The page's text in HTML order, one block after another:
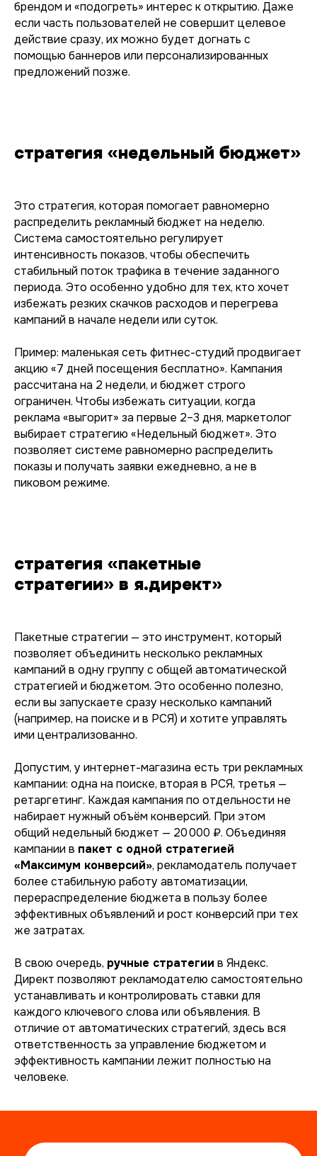
брендом и «подогреть» интерес к открытию. Даже
если часть пользователей не совершит целевое
действие сразу, их можно будет догнать с
помощью баннеров или персонализированных
предложений позже.
стратегия «недельный бюджет»
Это стратегия, которая помогает равномерно
распределить рекламный бюджет на неделю.
Система самостоятельно регулирует
интенсивность показов, чтобы обеспечить
стабильный поток трафика в течение заданного
периода. Это особенно удобно для тех, кто хочет
избежать резких скачков расходов и перегрева
кампаний в начале недели или суток.
Пример: маленькая сеть фитнес-студий продвигает
акцию «7 дней посещения бесплатно». Кампания
рассчитана на 2 недели, и бюджет строго
ограничен. Чтобы избежать ситуации, когда
реклама «выгорит» за первые 2–3 дня, маркетолог
выбирает стратегию «Недельный бюджет». Это
позволяет системе равномерно распределить
показы и получать заявки ежедневно, а не в
пиковом режиме.
стратегия «пакетные
стратегии» в я.директ»
Пакетные стратегии — это инструмент, который
позволяет объединить несколько рекламных
кампаний в одну группу с общей автоматической
стратегией и бюджетом. Это особенно полезно,
если вы запускаете сразу несколько кампаний
(например, на поиске и в РСЯ) и хотите управлять
ими централизованно.
Допустим, у интернет-магазина есть три рекламных
кампании: одна на поиске, вторая в РСЯ, третья —
ретаргетинг. Каждая кампания по отдельности не
набирает нужный объём конверсий. При этом
общий недельный бюджет — 20 000 ₽. Объединяя
кампании в пакет с одной стратегией
«Максимум конверсий», рекламодатель получает
более стабильную работу автоматизации,
перераспределение бюджета в пользу более
эффективных объявлений и рост конверсий при тех
же затратах.
В свою очередь, ручные стратегии в Яндекс.
Директ позволяют рекламодателю самостоятельно
устанавливать и контролировать ставки для
каждого ключевого слова или объявления. В
отличие от автоматических стратегий, здесь вся
ответственность за управление бюджетом и
эффективность кампании лежит полностью на
человеке.